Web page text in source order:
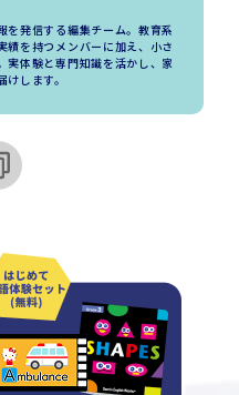
を発信する編集チーム。教育系
績を持つメンバーに加え、小さ
実体験と専門知識を活かし、家
します。